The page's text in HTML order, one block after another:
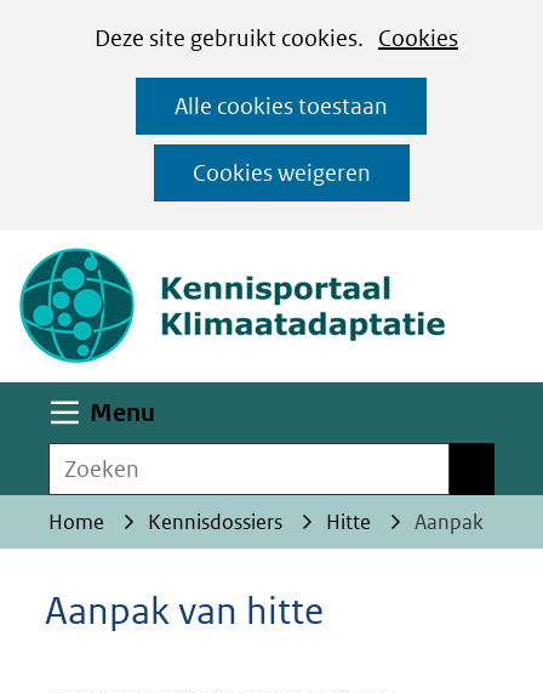
CookiesDeze site gebruikt cookies. Cookies
op
deze
website
worden
toegestaan
geweigerd.
Alle cookies toestaan
Cookies weigeren
Ga
naar
de
inhoud
Menu
Zoeken
Home Kennisdossiers Hitte Aanpak
Aanpak van hitte